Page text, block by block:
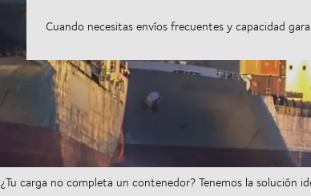
Cuando necesitas envíos frecuentes y capacidad
¿Tu carga no completa un contenedor? Tenemos la solución